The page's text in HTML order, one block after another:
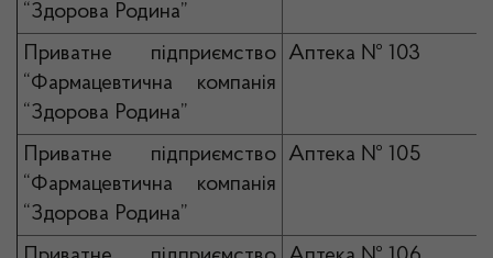
“Здорова Родина”
Приватне підприємство
“Фармацевтична компанія
“Здорова Родина”
Аптека № 103
Приватне підприємство
“Фармацевтична компанія
“Здорова Родина”
Аптека № 105